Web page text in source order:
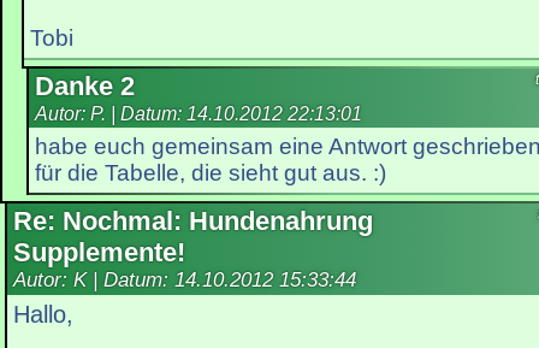
Tobi
Danke 2
Autor: P. | Datum: 14.10.2012 22:13:01
habe euch gemeinsam eine Antwort
für die Tabelle, die sieht gut aus. :)
Re: Nochmal: Hundenahrung
Supplemente!
Autor: K | Datum: 14.10.2012 15:33:44
Hallo,